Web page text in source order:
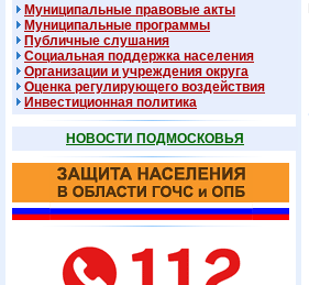
Муниципальные правовые акты
Муниципальные программы
Публичные слушания
Социальная поддержка населения
Организации и учреждения округа
Оценка регулирующего воздействия
Инвестиционная политика
НОВОСТИ ПОДМОСКОВЬЯ